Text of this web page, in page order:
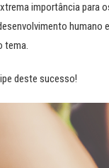
importância
humano
tema.
deste sucesso!